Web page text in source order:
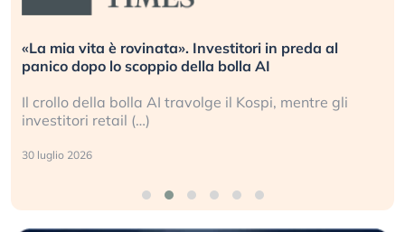
«La mia vita è rovinata». Investitori in preda al
panico dopo lo scoppio della bolla AI
Il crollo della bolla AI travolge il Kospi, mentre gli
investitori retail (…)
30 luglio 2026